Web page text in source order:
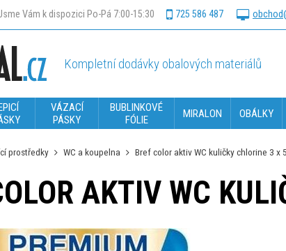
Vám k dispozici Po-Pá 7:00-15:30 725 586 487
Kompletní dodávky obalových materiálů
VÁZACÍ
PÁSKY
BUBLINKOVÉ
FÓLIE
MIRALON OBÁLKY
prostředky WC a koupelna Bref color aktiv WC kuličky chlorine 3 x
AKTIV WC